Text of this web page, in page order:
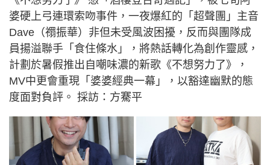
婆硬上弓連環索吻事件，一夜爆紅的「超聲團」主音
Dave（禤振華）非但未受風波困擾，反而與團隊成
員揚溢聯手「食住條水」，將熱話轉化為創作靈感，
計劃於暑假推出自嘲味濃的新歌《不想努力了》，
MV中更會重現「婆婆經典一幕」，以豁達幽默的態
度面對負評。 採訪：方騫平